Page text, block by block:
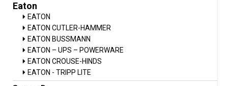
Eaton
EATON
EATON CUTLER-HAMMER
EATON BUSSMANN
EATON – UPS – POWERWARE
EATON CROUSE-HINDS
EATON - TRIPP LITE